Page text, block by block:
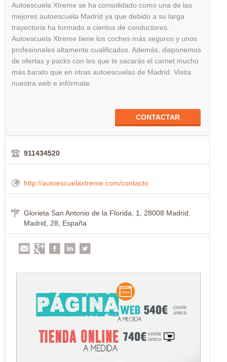
Autoescuela Xtreme se ha consolidado como una de las
mejores autoescuela Madrid ya que debido a su larga
trayectoria ha formado a cientos de conductores.
Autoescuela Xtreme tiene los coches más seguros y unos
profesionales altamente cualificados. Además, disponemos
de ofertas y packs con los que te sacarás el carnet mucho
más barato que en otras autoescuelas de Madrid. Visita
nuestra web e infórmate.
CONTACTAR
911434520
http://autoescuelaxtreme.com/contacto
Glorieta San Antonio de la Florida, 1, 28008 Madrid,
Madrid, 28, España